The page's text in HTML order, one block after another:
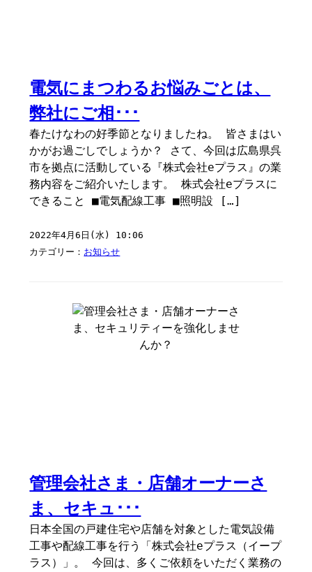
電気にまつわるお悩みごとは、
弊社にご相･･･
春たけなわの好季節となりましたね。 皆さまはい
かがお過ごしでしょうか？ さて、今回は広島県呉
市を拠点に活動している『株式会社eプラス』の業
務内容をご紹介いたします。 株式会社eプラスに
できること ■電気配線工事 ■照明設 […]
2022年4月6日(水) 10:06
カテゴリー： お知らせ
管理会社さま・店舗オーナーさ
ま、セキュ･･･
日本全国の戸建住宅や店舗を対象とした電気設備
工事や配線工事を行う「株式会社eプラス（イープ
ラス）」。 今回は、多くご依頼をいただく業務の